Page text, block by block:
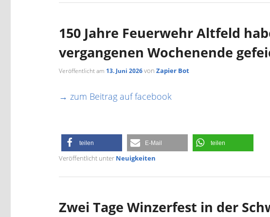
150 Jahre Feuerwehr Altfeld
vergangenen Wochenende
Veröffentlicht am 13. Juni 2026von Zapier Bot
→ zum Beitrag auf facebook
teilen E-Mail teilen
Veröffentlicht unter Neuigkeiten
Zwei Tage Winzerfest in der